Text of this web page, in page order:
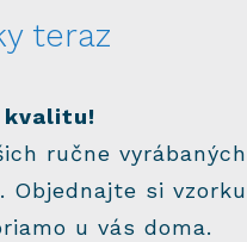
teraz
kvalitu!
ručne vyrábaných
Objednajte si vzorku
u vás doma.